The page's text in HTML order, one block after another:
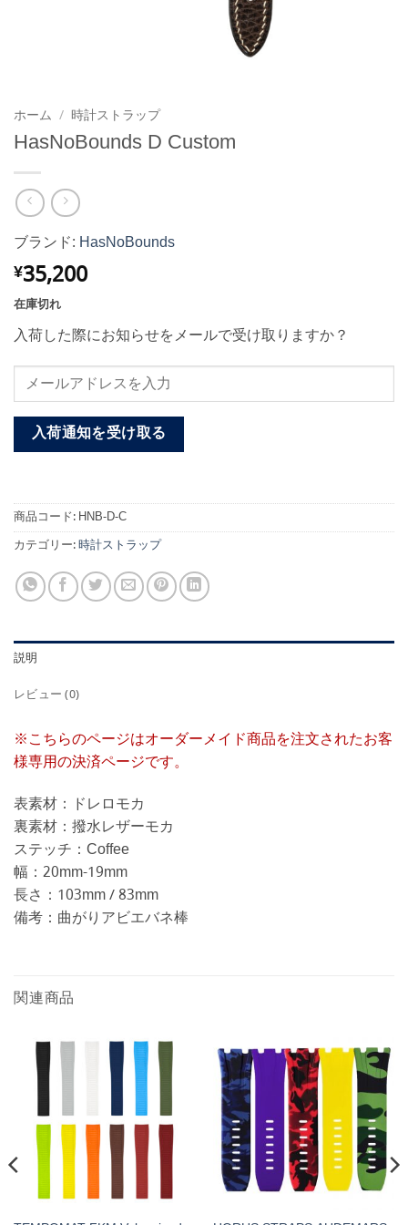
ホーム / 時計ストラップ
HasNoBounds D Custom
ブランド: HasNoBounds
¥35,200
在庫切れ
入荷した際にお知らせをメールで受け取りますか？
入荷通知を受け取る
商品コード:HNB-D-C
カテゴリー:時計ストラップ
説明
レビュー (0)
※こちらのページはオーダーメイド商品を注文されたお客
様専用の決済ページです。
表素材：ドレロモカ
裏素材：撥水レザーモカ
ステッチ：Coffee
幅：20mm-19mm
長さ：103mm / 83mm
備考：曲がりアビエバネ棒
関連商品